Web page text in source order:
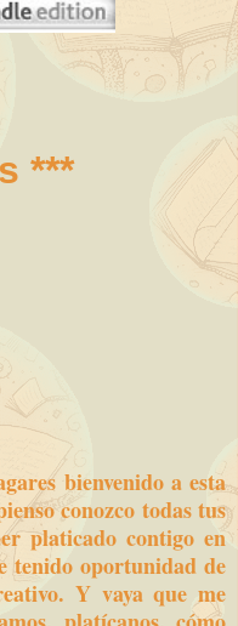
***
bienvenido a esta
conozco todas tus
platicado contigo en
tenido oportunidad de
Y vaya que me